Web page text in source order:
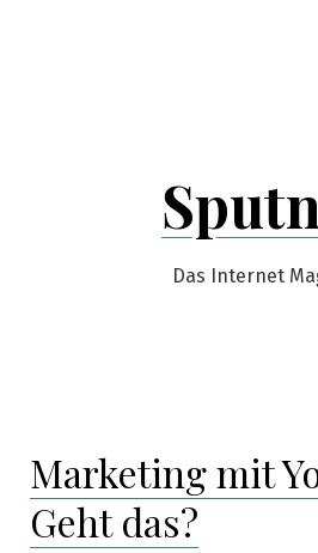
Das Internet
Marketing mit
Geht das?